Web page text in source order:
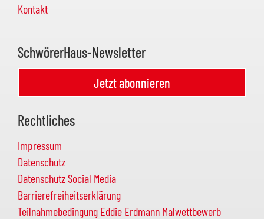
Kontakt
SchwörerHaus-Newsletter
Jetzt abonnieren
Rechtliches
Impressum
Datenschutz
Datenschutz Social Media
Barrierefreiheitserklärung
Teilnahmebedingung Eddie Erdmann Malwettbewerb